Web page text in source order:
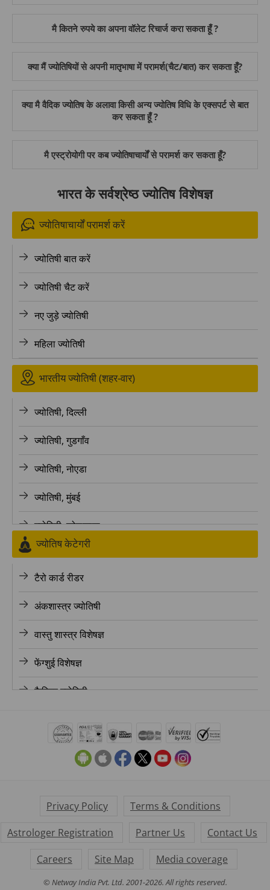
मै कितने रुपये का अपना वॉलेट रिचार्ज करा सकता हूँ ?
क्या मैं ज्योतिषियों से अपनी मातृभाषा में परामर्श(चैट/बात) कर सकता हूँ?
क्या मै वैदिक ज्योतिष के अलावा किसी अन्य ज्योतिष विधि के एक्सपर्ट से बात
कर सकता हूँ ?
मै एस्ट्रोयोगी पर कब ज्योतिषाचार्यों से परामर्श कर सकता हूँ?
भारत के सर्वश्रेष्ठ ज्योतिष विशेषज्ञ
ज्योतिषाचार्यों परामर्श करें
ज्योतिषी बात करें
ज्योतिषी चैट करें
नए जुड़े ज्योतिषी
महिला ज्योतिषी
भारतीय ज्योतिषी (शहर-वार)
ज्योतिषी, दिल्ली
ज्योतिषी, गुडगाँव
ज्योतिषी, नोएडा
ज्योतिषी, मुंबई
ज्योतिषी, कोलकाता
ज्योतिषी, पुणे
ज्योतिषी, लखनऊ
ज्योतिषी, चंडीगढ़
ज्योतिषी, चेन्नई
ज्योतिषी, अहमदाबाद
ज्योतिषी, जयपुर
ज्योतिषी, कर्नाटक
ज्योतिषी, केरल
ज्योतिष केटेगरी
टैरो कार्ड रीडर
अंकशास्त्र ज्योतिषी
वास्तु शास्त्र विशेषज्ञ
फेंग्शुई विशेषज्ञ
कैरियर ज्योतिषी
फाइनेंस ज्योतिषी
मनी ज्योतिषी
डेली लाइफ ज्योतिषी
के पी ज्योतिषी
Privacy Policy
Terms & Conditions
Astrologer Registration
Partner Us
Contact Us
Careers
Site Map Media coverage
© Netway India Pvt. Ltd. 2001-2026. All rights reserved.